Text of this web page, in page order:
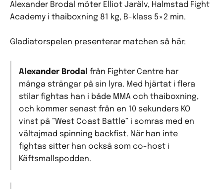
Alexander Brodal möter Elliot Jarälv, Halmstad Fight
Academy i thaiboxning 81 kg, B-klass 5×2 min.
Gladiatorspelen presenterar matchen så här:
Alexander Brodal från Fighter Centre har
många strängar på sin lyra. Med hjärtat i flera
stilar fightas han i både MMA och thaiboxning,
och kommer senast från en 10 sekunders KO
vinst på ”West Coast Battle” i somras med en
vältajmad spinning backfist. När han inte
fightas sitter han också som co-host i
Käftsmallspodden.